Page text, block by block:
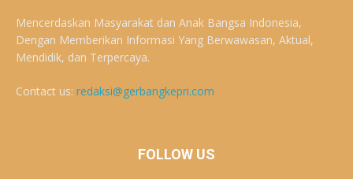
Mencerdaskan Masyarakat dan Anak Bangsa Indonesia,
Dengan Memberikan Informasi Yang Berwawasan, Aktual,
Mendidik, dan Terpercaya.
Contact us: redaksi@gerbangkepri.com
FOLLOW US